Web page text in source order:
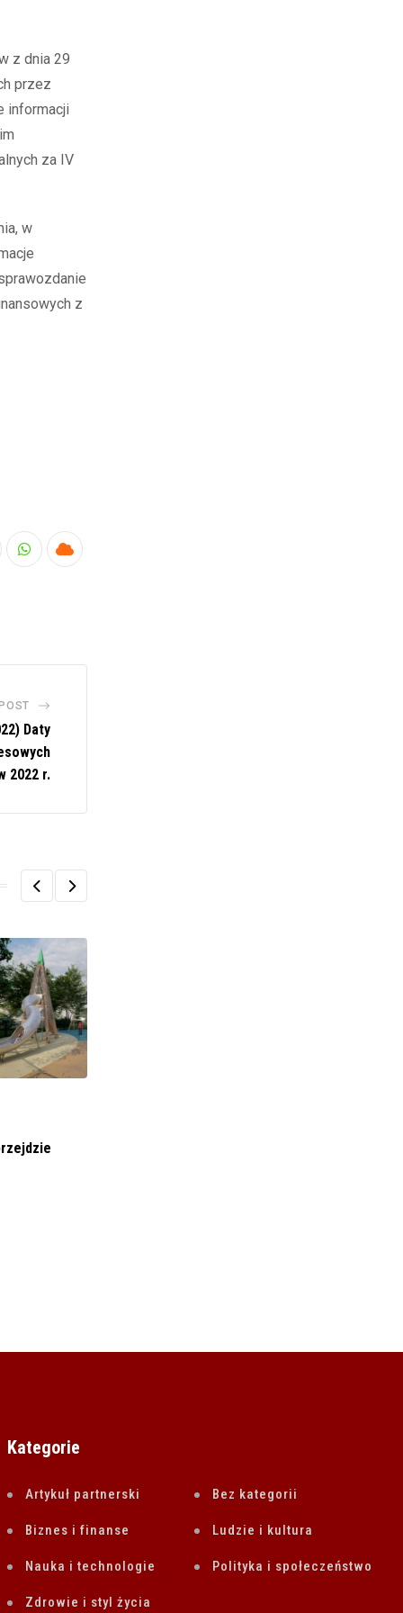
z dnia 29
przez
informacji
za IV
w
z
Whatsapp
Cloud
Daty
2022 r.
Kategorie
Artykuł partnerski Bez kategorii
Biznes i finanse Ludzie i kultura
Nauka i technologie Polityka i społeczeństwo
Zdrowie i styl życia